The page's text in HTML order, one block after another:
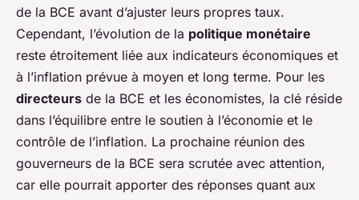
de la BCE avant d’ajuster leurs propres taux.
Cependant, l’évolution de la politique monétaire
reste étroitement liée aux indicateurs économiques et
à l’inflation prévue à moyen et long terme. Pour les
directeurs de la BCE et les économistes, la clé réside
dans l’équilibre entre le soutien à l’économie et le
contrôle de l’inflation. La prochaine réunion des
gouverneurs de la BCE sera scrutée avec attention,
car elle pourrait apporter des réponses quant aux